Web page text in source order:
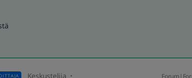
Keskustelija